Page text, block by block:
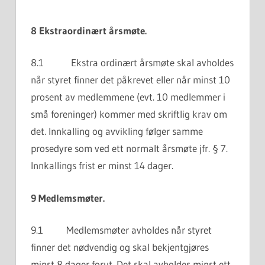
8 Ekstraordinært årsmøte.
8.1 Ekstra ordinært årsmøte skal avholdes
når styret finner det påkrevet eller når minst 10
prosent av medlemmene (evt. 10 medlemmer i
små foreninger) kommer med skriftlig krav om
det. Innkalling og avvikling følger samme
prosedyre som ved ett normalt årsmøte jfr. § 7.
Innkallings frist er minst 14 dager.
9 Medlemsmøter.
9.1 Medlemsmøter avholdes når styret
finner det nødvendig og skal bekjentgjøres